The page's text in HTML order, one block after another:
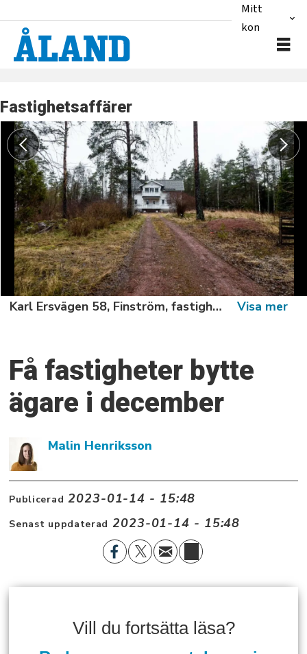
Mitt
konto
Fastighetsaffärer
Karl Ersvägen 58, Finström, fastighetFoto: Hülya Tokur-Ehres
Få fastigheter bytte
ägare i december
Malin Henriksson
Publicerad 2023-01-14 - 15:48
Senast uppdaterad 2023-01-14 - 15:48
Vill du fortsätta läsa?